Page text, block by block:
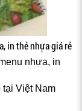
in thẻ nhựa giá rẻ
nhựa, in
Việt Nam